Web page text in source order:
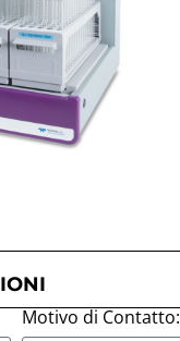
Motivo di Contatto: